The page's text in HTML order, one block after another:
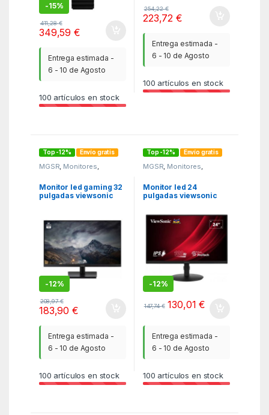
-15%
411,28€
349,59€
Entrega estimada -
6 - 10 de Agosto
100 artículos en stock
254,22€
223,72€
Entrega estimada -
6 - 10 de Agosto
100 artículos en stock
Top -12% Envío gratis
MGSR, Monitores,
Monitores y tv
Monitor led gaming 32
pulgadas viewsonic
– vesa 100×100
-12%
208,97€
183,90€
Entrega estimada -
6 - 10 de Agosto
100 artículos en stock
Top -12% Envío gratis
MGSR, Monitores,
Monitores y tv
Monitor led 24
pulgadas viewsonic
fhd – dp – hdmi – vga –
100hz – 5ms – vesa
-12%
147,74€ 130,01€
Entrega estimada -
6 - 10 de Agosto
100 artículos en stock